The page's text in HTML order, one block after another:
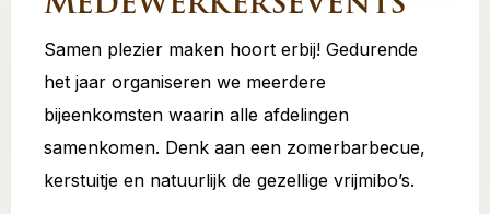
Samen plezier maken hoort erbij! Gedurende
het jaar organiseren we meerdere
bijeenkomsten waarin alle afdelingen
samenkomen. Denk aan een zomerbarbecue,
kerstuitje en natuurlijk de gezellige vrijmibo’s.